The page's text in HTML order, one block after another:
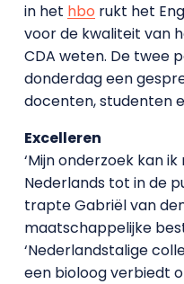
in het hbo rukt het
voor de kwaliteit van
CDA weten. De twee
donderdag een
docenten, studenten
Excelleren
‘Mijn onderzoek kan
Nederlands tot in de
trapte Gabriël van
maatschappelijke
‘Nederlandstalige
een bioloog verbiedt